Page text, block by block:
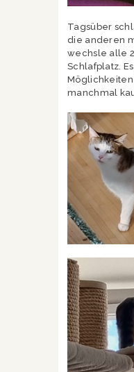
Tagsüber
die anderen
wechsle alle
Schlafplatz.
Möglichkeiten
manchmal